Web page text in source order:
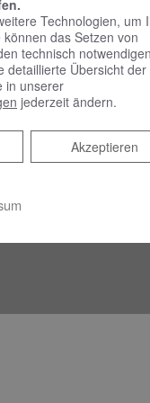
Technologien, um
das Setzen von
technisch notwendigen
detaillierte Übersicht der
in unserer
jederzeit ändern.
Akzeptieren